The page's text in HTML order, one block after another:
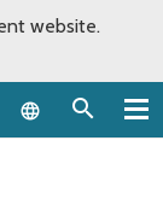
website.
Language